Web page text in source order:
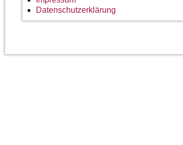
Datenschutzerklärung